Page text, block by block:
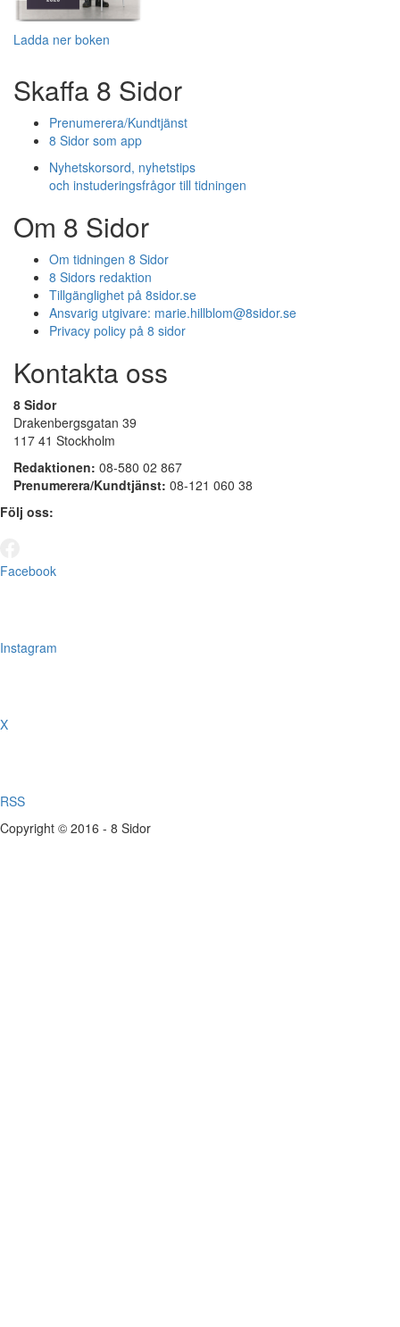
Ladda ner boken
Skaffa 8 Sidor
Prenumerera/Kundtjänst
8 Sidor som app
Nyhetskorsord, nyhetstips
och instuderingsfrågor till tidningen
Om 8 Sidor
Om tidningen 8 Sidor
8 Sidors redaktion
Tillgänglighet på 8sidor.se
Ansvarig utgivare: marie.hillblom@8sidor.se
Privacy policy på 8 sidor
Kontakta oss
8 Sidor
Drakenbergsgatan 39
117 41 Stockholm
Redaktionen: 08-580 02 867
Prenumerera/Kundtjänst: 08-121 060 38
Följ oss:
Facebook
Instagram
X
RSS
Copyright © 2016 - 8 Sidor